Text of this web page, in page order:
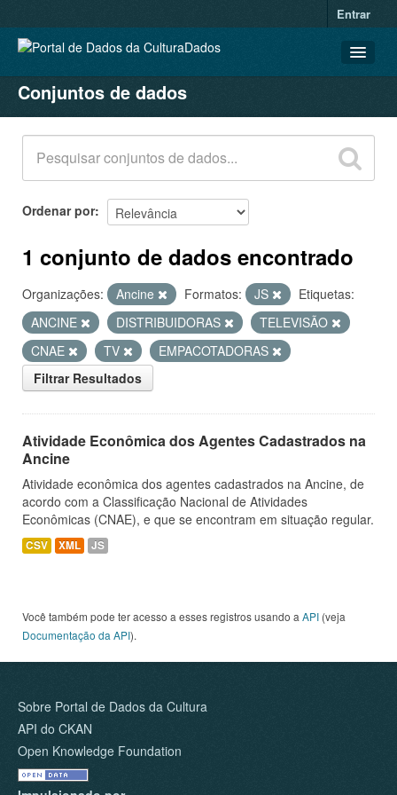
Entrar
CONJUNTOS DE DADOS
ORGANIZAÇÕES
GRUPOS
SOBRE
Conjuntos de dados
Ordenar por
1 conjunto de dados encontrado
Organizações: Ancine Formatos: JS
Etiquetas:
ANCINE
DISTRIBUIDORAS
TELEVISÃO
CNAE
TV
EMPACOTADORAS
Filtrar Resultados
Atividade Econômica dos Agentes Cadastrados na
Ancine
Atividade econômica dos agentes cadastrados na Ancine, de
acordo com a Classificação Nacional de Atividades
Econômicas (CNAE), e que se encontram em situação regular.
CSV XML JS
Você também pode ter acesso a esses registros usando a API (veja
Documentação da API).
Sobre Portal de Dados da Cultura
API do CKAN
Open Knowledge Foundation